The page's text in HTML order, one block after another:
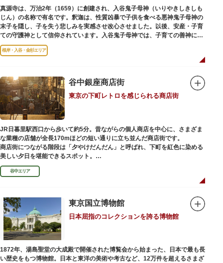
（10月のみ10/16）に先着順で限定公開されています。
【和館大広間】
洋館に併置された名棟 梁大河喜十郎の手によるものと伝えられている書院造
りの和館で、当時は550坪に及ぶ洋館を遥かにしのぐ規模でしたが、現在は
冠婚葬祭などに使われていた大広間の1棟だけが残っています。
を一部踏襲している広大な庭は、建築様式同様に和洋併置式とされ、「芝
庭」をもつ近代庭園の初期の形を残しています。江戸時代の石碑や手水鉢、
庭石などが見られ、煉瓦塀を含めた敷地全体が重要文化財に指定されていま
す。
真源寺は、万治2年（1659）に創建され、入谷鬼子母神（いりやきしきしも
じん）の名称で有名です。釈迦は、性質凶暴で子供を食べる悪神鬼子母神の
末子を隠し、子を失う悲しみを実感させ改心させました。以後、安産・子育
ての守護神として信仰されています。入谷鬼子母神では、子育ての善神にな
った由来からツノのない「おに」の文字を使っています。
根岸・入谷・金杉エリア
谷中銀座商店街
東京の下町レトロを感じられる商店街
JR日暮里駅西口から歩いて約5分。昔ながらの個人商店を中心に、さまざま
な業種の店舗が全長170mほどの短い通りに立ち並んだ商店街です。
商店街につながる階段は「夕やけだんだん」と呼ばれ、下町を紅色に染める
美しい夕日を堪能できるスポット。
谷中銀座商店街は1945年頃に自然発生的に生まれ、現在の近隣型商店街へと
発展。昭和の懐かしい商店街の景観を見ることができます。東京の下町レト
観光客が訪れ、買い物や散策を楽しんでいます。
谷中エリア
東京国立博物館
日本屈指のコレクションを誇る博物館
1872年、湯島聖堂の大成殿で開催された博覧会から始まった、日本で最も長
い歴史をもつ博物館。日本と東洋の美術や考古など、12万件を超えるさまざ